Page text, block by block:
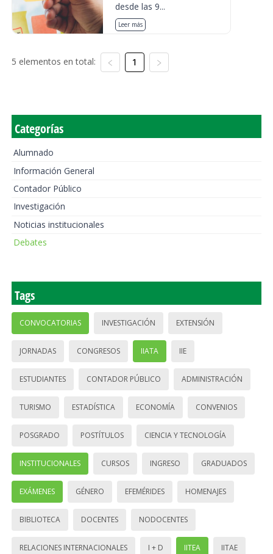
desde las 9...
Leer más
5 elementos en total: 1
Categorías
Alumnado
Información General
Contador Público
Investigación
Noticias institucionales
Debates
Tags
CONVOCATORIAS INVESTIGACIÓN EXTENSIÓN
JORNADAS CONGRESOS IIATA IIE
ESTUDIANTES CONTADOR PÚBLICO ADMINISTRACIÓN
TURISMO ESTADÍSTICA ECONOMÍA CONVENIOS
POSGRADO POSTÍTULOS CIENCIA Y TECNOLOGÍA
INSTITUCIONALES CURSOS INGRESO GRADUADOS
EXÁMENES GÉNERO EFEMÉRIDES HOMENAJES
BIBLIOTECA DOCENTES NODOCENTES
RELACIONES INTERNACIONALES I + D IITEA IITAE